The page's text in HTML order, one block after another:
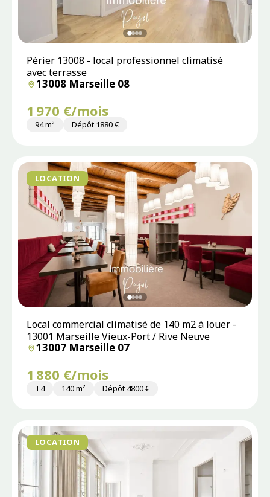
Périer 13008 - local professionnel climatisé
avec terrasse
13008 Marseille 08
1 970 €/mois
94 m² Dépôt 1880 €
LOCATION
Local commercial climatisé de 140 m2 à louer -
13001 Marseille Vieux-Port / Rive Neuve
13007 Marseille 07
1 880 €/mois
T4 140 m² Dépôt 4800 €
LOCATION